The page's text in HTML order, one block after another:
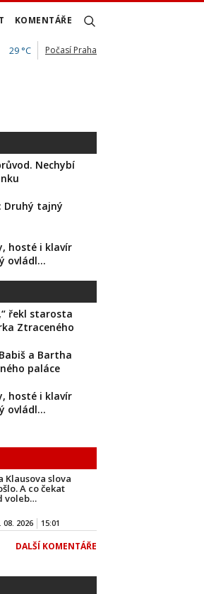
KOMENTÁŘE
29 °C Počasí Praha
Nechybí
Druhý tajný
hosté i klavír
ovládl…
řekl starosta
Ztraceného
a Bartha
paláce
hosté i klavír
ovládl…
Klausova slova
A co čekat
voleb…
08. 2026 15:01
DALŠÍ KOMENTÁŘE